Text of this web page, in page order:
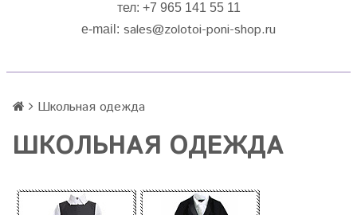
тел: +7 965 141 55 11
e-mail: sales@zolotoi-poni-shop.ru
Школьная одежда
ШКОЛЬНАЯ ОДЕЖДА